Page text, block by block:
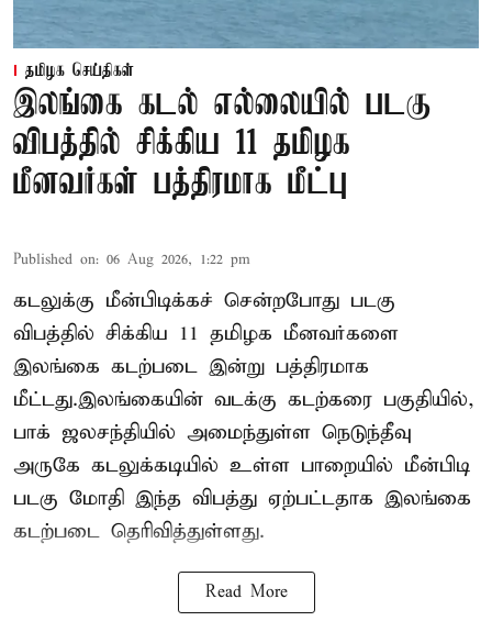
தமிழக செய்திகள்
இலங்கை கடல் எல்லையில் படகு
விபத்தில் சிக்கிய 11 தமிழக
மீனவர்கள் பத்திரமாக மீட்பு
Published on: 06 Aug 2026, 1:22 pm
கடலுக்கு மீன்பிடிக்கச் சென்றபோது படகு
விபத்தில் சிக்கிய 11 தமிழக மீனவர்களை
இலங்கை கடற்படை இன்று பத்திரமாக
மீட்டது.இலங்கையின் வடக்கு கடற்கரை பகுதியில்,
பாக் ஜலசந்தியில் அமைந்துள்ள நெடுந்தீவு
அருகே கடலுக்கடியில் உள்ள பாறையில் மீன்பிடி
படகு மோதி இந்த விபத்து ஏற்பட்டதாக இலங்கை
கடற்படை தெரிவித்துள்ளது.
Read More